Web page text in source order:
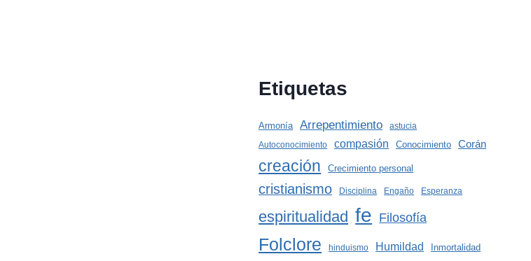
Etiquetas
Armonía Arrepentimiento
astucia
Autoconocimiento
compasión Conocimiento Corán
creación Crecimiento personal
cristianismo Disciplina Engaño Esperanza
espiritualidad fe Filosofía
Folclore hinduismo Humildad Inmortalidad